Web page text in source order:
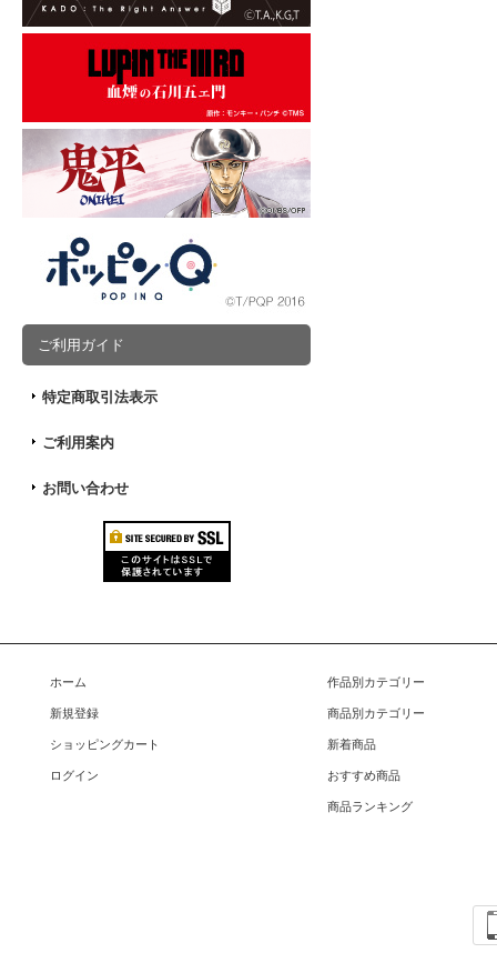
ご利用ガイド
特定商取引法表示
ご利用案内
お問い合わせ
ホーム
新規登録
ショッピングカート
ログイン
作品別カテゴリー
商品別カテゴリー
新着商品
おすすめ商品
商品ランキング